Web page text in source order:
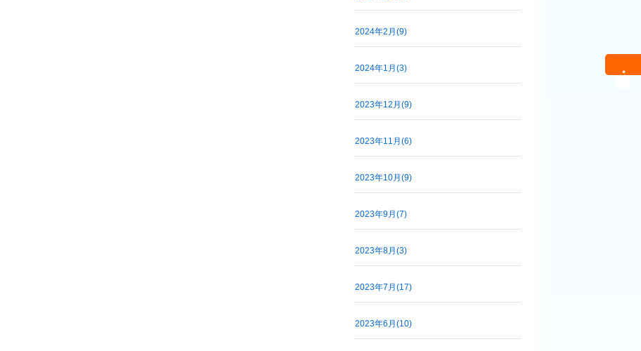
2024年2月(9)
2024年1月(3)
2023年12月(9)
2023年11月(6)
2023年10月(9)
2023年9月(7)
2023年8月(3)
2023年7月(17)
2023年6月(10)